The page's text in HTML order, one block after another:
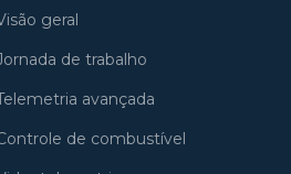
geral
de trabalho
avançada
de combustível